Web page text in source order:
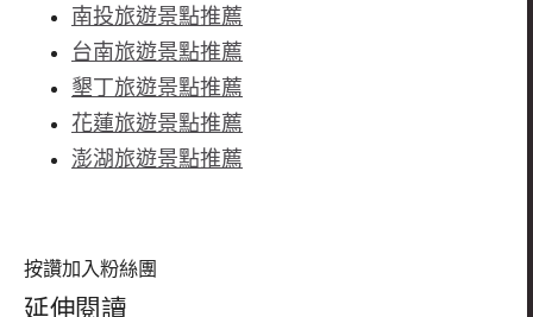
南投旅遊景點推薦
台南旅遊景點推薦
墾丁旅遊景點推薦
花蓮旅遊景點推薦
澎湖旅遊景點推薦
按讚加入粉絲團
延伸閱讀